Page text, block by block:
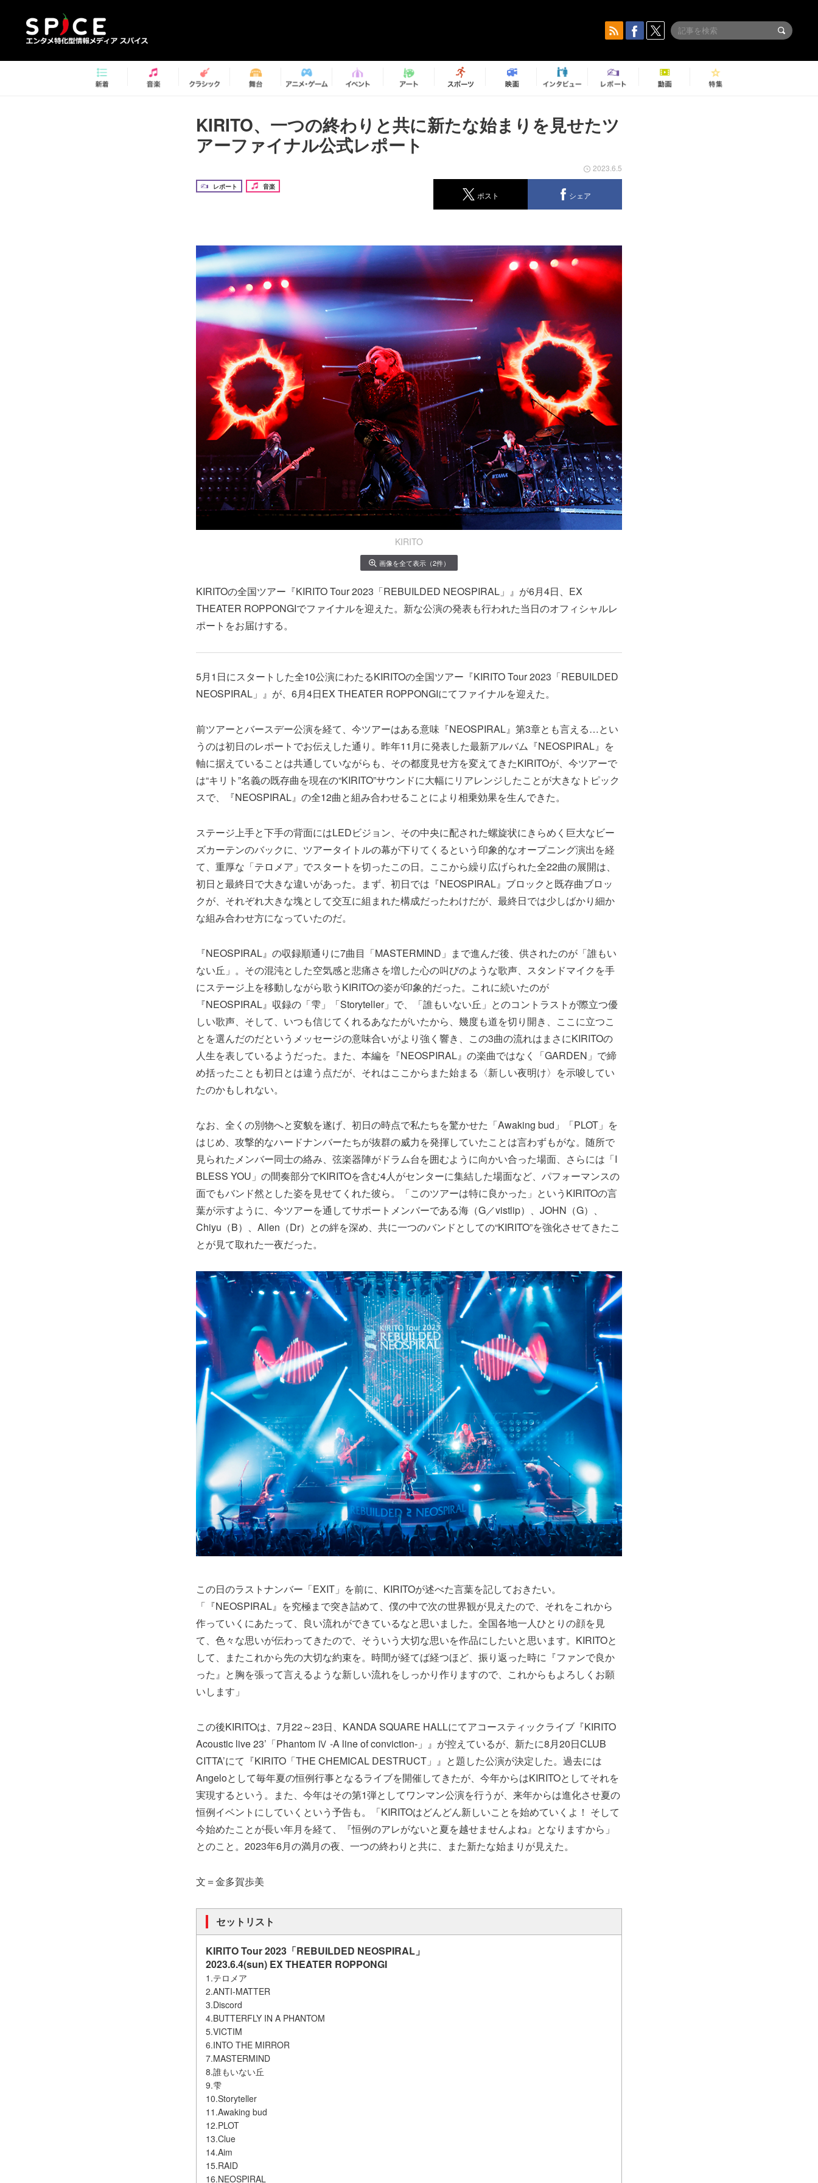
KIRITO、一つの終わりと共に新たな始まりを見せたツ
アーファイナル公式レポート
レポート 音楽
2023.6.5
ポスト シェア
KIRITO
画像を全て表示（2件）
KIRITOの全国ツアー『KIRITO Tour 2023「REBUILDED NEOSPIRAL」』が6月4日、EX
THEATER ROPPONGIでファイナルを迎えた。新な公演の発表も行われた当日のオフィシャルレ
ポートをお届けする。
5月1日にスタートした全10公演にわたるKIRITOの全国ツアー『KIRITO Tour 2023「REBUILDED
NEOSPIRAL」』が、6月4日EX THEATER ROPPONGIにてファイナルを迎えた。
前ツアーとバースデー公演を経て、今ツアーはある意味『NEOSPIRAL』第3章とも言える…とい
うのは初日のレポートでお伝えした通り。昨年11月に発表した最新アルバム『NEOSPIRAL』を
軸に据えていることは共通していながらも、その都度見せ方を変えてきたKIRITOが、今ツアーで
は“キリト”名義の既存曲を現在の“KIRITO”サウンドに大幅にリアレンジしたことが大きなトピック
スで、『NEOSPIRAL』の全12曲と組み合わせることにより相乗効果を生んできた。
ステージ上手と下手の背面にはLEDビジョン、その中央に配された螺旋状にきらめく巨大なビー
ズカーテンのバックに、ツアータイトルの幕が下りてくるという印象的なオープニング演出を経
て、重厚な「テロメア」でスタートを切ったこの日。ここから繰り広げられた全22曲の展開は、
初日と最終日で大きな違いがあった。まず、初日では『NEOSPIRAL』ブロックと既存曲ブロッ
クが、それぞれ大きな塊として交互に組まれた構成だったわけだが、最終日では少しばかり細か
な組み合わせ方になっていたのだ。
『NEOSPIRAL』の収録順通りに7曲目「MASTERMIND」まで進んだ後、供されたのが「誰もい
ない丘」。その混沌とした空気感と悲痛さを増した心の叫びのような歌声、スタンドマイクを手
にステージ上を移動しながら歌うKIRITOの姿が印象的だった。これに続いたのが
『NEOSPIRAL』収録の「雫」「Storyteller」で、「誰もいない丘」とのコントラストが際立つ優
しい歌声、そして、いつも信じてくれるあなたがいたから、幾度も道を切り開き、ここに立つこ
とを選んだのだというメッセージの意味合いがより強く響き、この3曲の流れはまさにKIRITOの
人生を表しているようだった。また、本編を『NEOSPIRAL』の楽曲ではなく「GARDEN」で締
め括ったことも初日とは違う点だが、それはここからまた始まる〈新しい夜明け〉を示唆してい
たのかもしれない。
なお、全くの別物へと変貌を遂げ、初日の時点で私たちを驚かせた「Awaking bud」「PLOT」を
はじめ、攻撃的なハードナンバーたちが抜群の威力を発揮していたことは言わずもがな。随所で
見られたメンバー同士の絡み、弦楽器陣がドラム台を囲むように向かい合った場面、さらには「I
BLESS YOU」の間奏部分でKIRITOを含む4人がセンターに集結した場面など、パフォーマンスの
面でもバンド然とした姿を見せてくれた彼ら。「このツアーは特に良かった」というKIRITOの言
葉が示すように、今ツアーを通してサポートメンバーである海（G／vistlip）、JOHN（G）、
Chiyu（B）、Allen（Dr）との絆を深め、共に一つのバンドとしての“KIRITO”を強化させてきたこ
とが見て取れた一夜だった。
この日のラストナンバー「EXIT」を前に、KIRITOが述べた言葉を記しておきたい。
「『NEOSPIRAL』を究極まで突き詰めて、僕の中で次の世界観が見えたので、それをこれから
作っていくにあたって、良い流れができているなと思いました。全国各地一人ひとりの顔を見
て、色々な思いが伝わってきたので、そういう大切な思いを作品にしたいと思います。KIRITOと
して、またこれから先の大切な約束を。時間が経てば経つほど、振り返った時に『ファンで良か
った』と胸を張って言えるような新しい流れをしっかり作りますので、これからもよろしくお願
いします」
この後KIRITOは、7月22～23日、KANDA SQUARE HALLにてアコースティックライブ『KIRITO
Acoustic live 23’「Phantom Ⅳ -A line of conviction-」』が控えているが、新たに8月20日CLUB
CITTA’にて『KIRITO「THE CHEMICAL DESTRUCT」』と題した公演が決定した。過去には
Angeloとして毎年夏の恒例行事となるライブを開催してきたが、今年からはKIRITOとしてそれを
実現するという。また、今年はその第1弾としてワンマン公演を行うが、来年からは進化させ夏の
恒例イベントにしていくという予告も。「KIRITOはどんどん新しいことを始めていくよ！ そして
今始めたことが長い年月を経て、『恒例のアレがないと夏を越せませんよね』となりますから」
とのこと。2023年6月の満月の夜、一つの終わりと共に、また新たな始まりが見えた。
文＝金多賀歩美
セットリスト
KIRITO Tour 2023「REBUILDED NEOSPIRAL」
2023.6.4(sun) EX THEATER ROPPONGI
1.テロメア
2.ANTI-MATTER
3.Discord
4.BUTTERFLY IN A PHANTOM
5.VICTIM
6.INTO THE MIRROR
7.MASTERMIND
8.誰もいない丘
9.雫
10.Storyteller
11.Awaking bud
12.PLOT
13.Clue
14.Aim
15.RAID
16.NEOSPIRAL